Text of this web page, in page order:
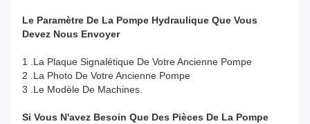
Le Paramètre De La Pompe Hydraulique Que Vous
Devez Nous Envoyer
1 .La Plaque Signalétique De Votre Ancienne Pompe
2 .La Photo De Votre Ancienne Pompe
3 .Le Modèle De Machines.
Si Vous N'avez Besoin Que Des Pièces De La Pompe